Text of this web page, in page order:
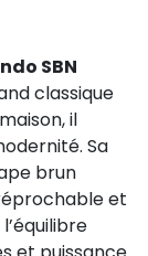
SBN
classique
il
Sa
brun
et